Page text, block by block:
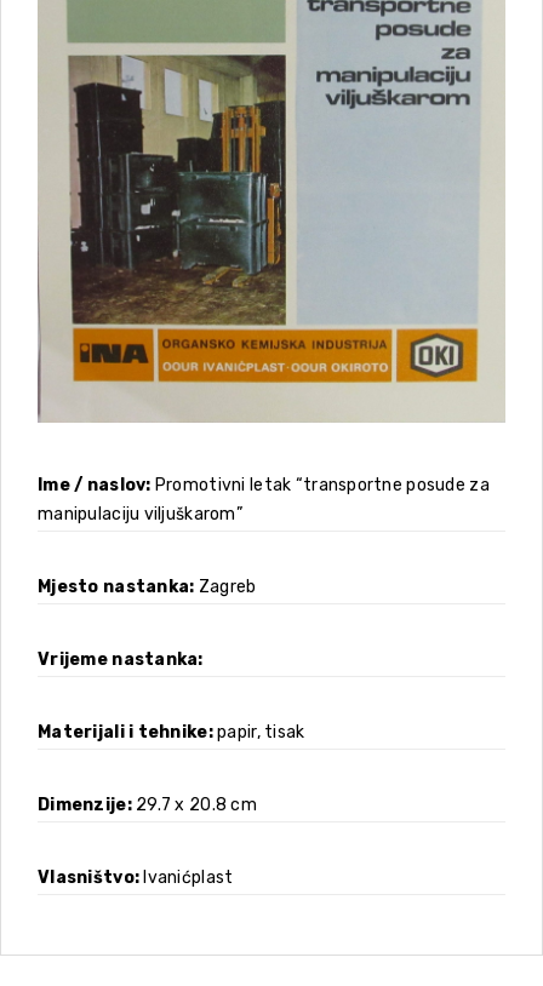
Ime / naslov Promotivni letak “transportne posude za
manipulaciju viljuškarom”
Mjesto nastanka Zagreb
Vrijeme nastanka
Materijali i tehnike papir, tisak
Dimenzije 29.7 x 20.8 cm
Vlasništvo Ivanićplast